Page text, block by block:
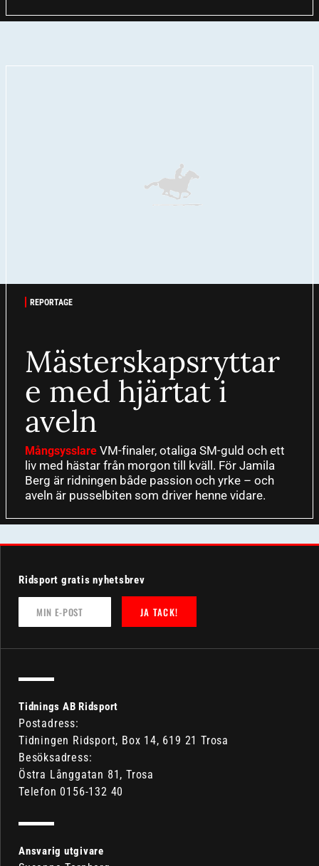
REPORTAGE
Mästerskapsryttar
e med hjärtat i
aveln
Mångsysslare VM-finaler, otaliga SM-guld och ett
liv med hästar från morgon till kväll. För Jamila
Berg är ridningen både passion och yrke – och
aveln är pusselbiten som driver henne vidare.
Ridsport gratis nyhetsbrev
JA TACK!
Tidnings AB Ridsport
Postadress:
Tidningen Ridsport, Box 14, 619 21 Trosa
Besöksadress:
Östra Långgatan 81, Trosa
Telefon 0156-132 40
Ansvarig utgivare